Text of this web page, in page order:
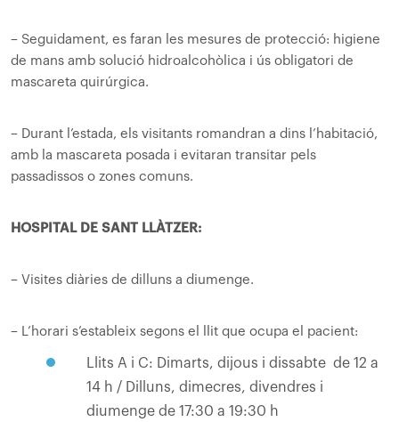
– Seguidament, es faran les mesures de protecció: higiene
de mans amb solució hidroalcohòlica i ús obligatori de
mascareta quirúrgica.
– Durant l’estada, els visitants romandran a dins l’habitació,
amb la mascareta posada i evitaran transitar pels
passadissos o zones comuns.
HOSPITAL DE SANT LLÀTZER:
– Visites diàries de dilluns a diumenge.
– L’horari s’estableix segons el llit que ocupa el pacient:
Llits A i C: Dimarts, dijous i dissabte de 12 a
14 h / Dilluns, dimecres, divendres i
diumenge de 17:30 a 19:30 h